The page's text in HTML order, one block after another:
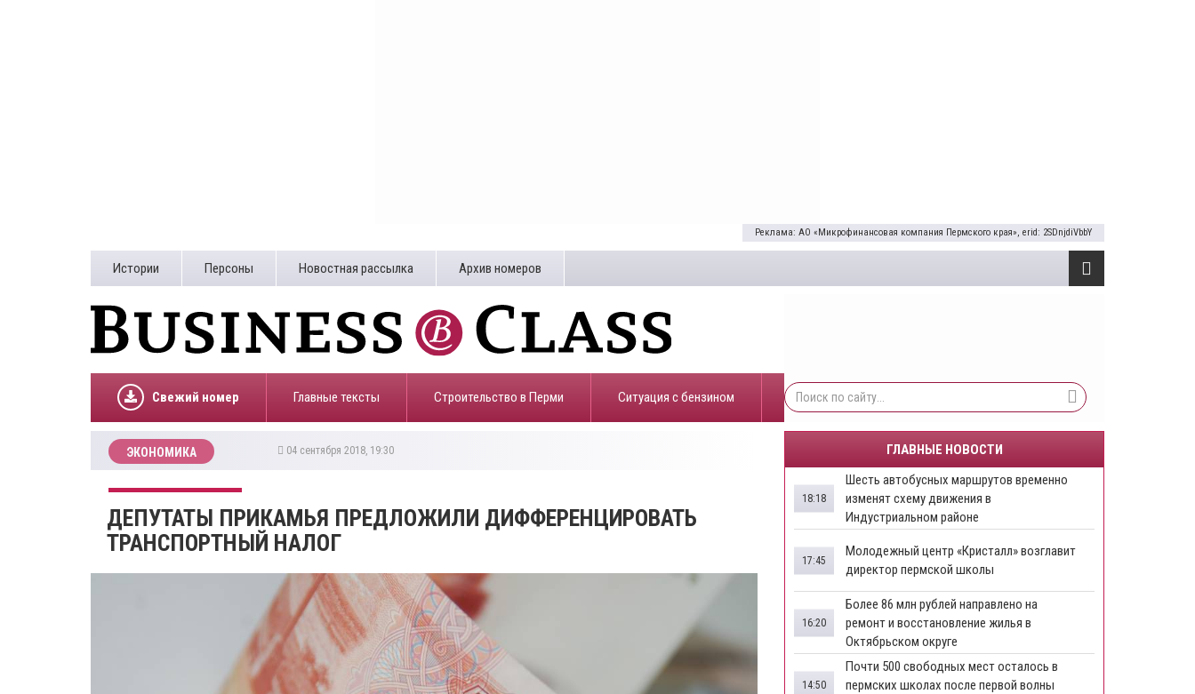
Реклама: АО «Микрофинансовая компания Пермского края», erid: 2SDnjdiVbbY
Истории Персоны Новостная рассылка Архив номеров
Свежий номер Главные тексты Строительство в Перми ​Ситуация с бензином
ЭКОНОМИКА 04 сентября 2018, 19:30
ДЕПУТАТЫ ПРИКАМЬЯ ПРЕДЛОЖИЛИ ДИФФЕРЕНЦИРОВАТЬ
ТРАНСПОРТНЫЙ НАЛОГ
ГЛАВНЫЕ НОВОСТИ
Шесть автобусных маршрутов временно
изменят схему движения в
Индустриальном районе
18:18
Молодежный центр «Кристалл» возглавит
директор пермской школы
17:45
Более 86 млн рублей направлено на
ремонт и восстановление жилья в
Октябрьском округе
16:20
Почти 500 свободных мест осталось в
пермских школах после первой волны
14:50